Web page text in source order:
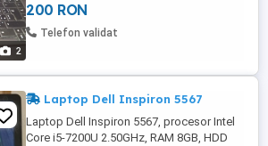
2
200 RON
Telefon validat
Laptop Dell Inspiron 5567
Laptop Dell Inspiron 5567, procesor Intel
Core i5-7200U 2.50GHz, RAM 8GB, HDD